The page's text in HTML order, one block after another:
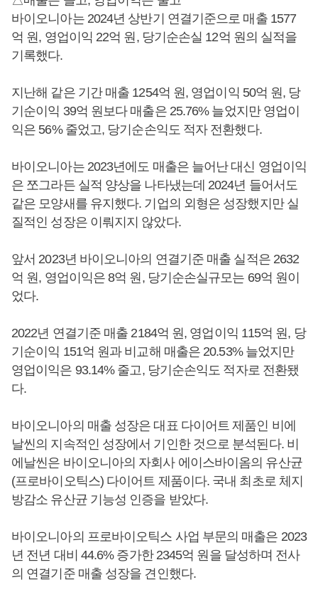
바이오니아는 2024년 상반기 연결기준으로 매출 1577
억 원, 영업이익 22억 원, 당기순손실 12억 원의 실적을
기록했다.
지난해 같은 기간 매출 1254억 원, 영업이익 50억 원, 당
기순이익 39억 원보다 매출은 25.76% 늘었지만 영업이
익은 56% 줄었고, 당기순손익도 적자 전환했다.
바이오니아는 2023년에도 매출은 늘어난 대신 영업이익
은 쪼그라든 실적 양상을 나타냈는데 2024년 들어서도
같은 모양새를 유지했다. 기업의 외형은 성장했지만 실
질적인 성장은 이뤄지지 않았다.
앞서 2023년 바이오니아의 연결기준 매출 실적은 2632
억 원, 영업이익은 8억 원, 당기순손실규모는 69억 원이
었다.
2022년 연결기준 매출 2184억 원, 영업이익 115억 원, 당
기순이익 151억 원과 비교해 매출은 20.53% 늘었지만
영업이익은 93.14% 줄고, 당기순손익도 적자로 전환됐
다.
바이오니아의 매출 성장은 대표 다이어트 제품인 비에
날씬의 지속적인 성장에서 기인한 것으로 분석된다. 비
에날씬은 바이오니아의 자회사 에이스바이옴의 유산균
(프로바이오틱스) 다이어트 제품이다. 국내 최초로 체지
방감소 유산균 기능성 인증을 받았다.
바이오니아의 프로바이오틱스 사업 부문의 매출은 2023
년 전년 대비 44.6% 증가한 2345억 원을 달성하며 전사
의 연결기준 매출 성장을 견인했다.